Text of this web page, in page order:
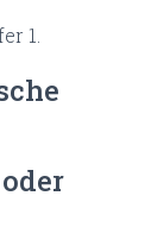
1.